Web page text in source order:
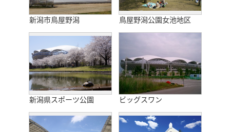
新潟市鳥屋野潟 鳥屋野潟公園女池地区
新潟県スポーツ公園 ビッグスワン